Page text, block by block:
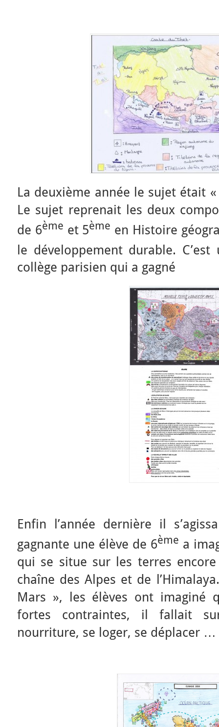
La deuxième année le sujet était
Le sujet reprenait les deux
de 6ème et 5ème en Histoire
le développement durable.
collège parisien qui a gagné
Enfin l’année dernière il
gagnante une élève de 6ème a
qui se situe sur les terres
chaîne des Alpes et de
Mars », les élèves ont imaginé
fortes contraintes, il fallait
nourriture, se loger, se déplacer …